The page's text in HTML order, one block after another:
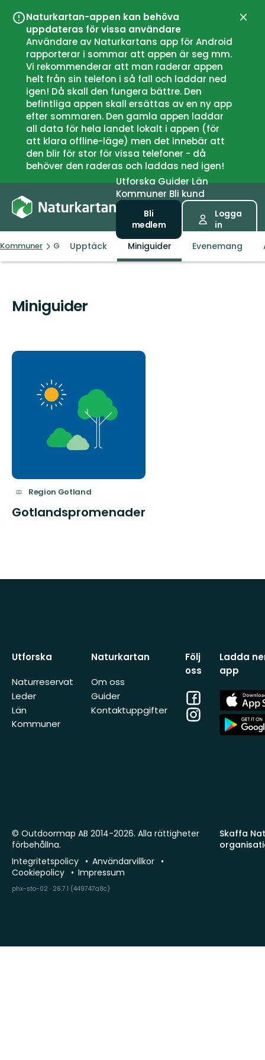
Naturkartan-appen kan behöva
uppdateras för vissa användare
Användare av Naturkartans app för Android
rapporterar i sommar att appen är seg mm.
Vi rekommenderar att man raderar appen
helt från sin telefon i så fall och laddar ned
igen! Då skall den fungera bättre. Den
befintliga appen skall ersättas av en ny app
efter sommaren. Den gamla appen laddar
all data för hela landet lokalt i appen (för
att klara offline-läge) men det innebär att
den blir för stor för vissa telefoner - då
behöver den raderas och laddas ned igen!
UtforskaGuiderLän
Kommuner Bli kund
Bli
medlem
Logga
in
Kommuner GotlandUpptäck Miniguider Evenemang
Miniguider
Region Gotland
Gotlandspromenader
Utforska
Naturreservat
Leder
Län
Kommuner
Naturkartan
Om oss
Guider
Kontaktuppgifter
Följ
oss
Facebook
Instagram
Ladda
app
App
Store
App
Store
Skaffa
© Outdoormap AB 2014-2026. Alla rättigheter
förbehållna.
Integritetspolicy
Användarvillkor
Cookiepolicy
Impressum
phx-sto-02 · 26.7.1 (449747a8c)